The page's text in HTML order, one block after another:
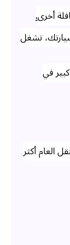
أخرى.
تشغل
في
العام أكثر